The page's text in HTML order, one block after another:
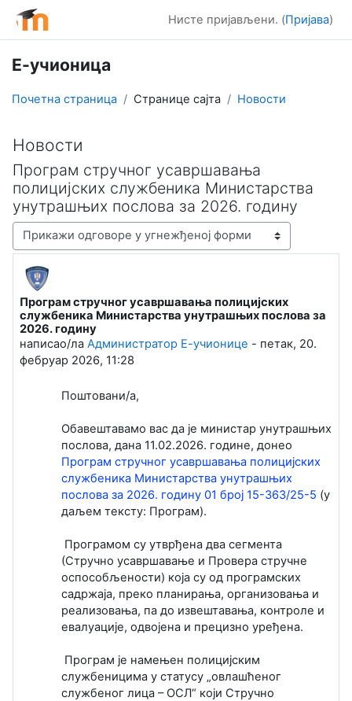
Иди на главни садржај
Нисте пријављени. (Пријава)
Е-учионица
Почетна страница Странице сајта Новости
Новости
Програм стручног усавршавања
полицијских службеника Министарства
унутрашњих послова за 2026. годину
Начин приказивања
Програм стручног усавршавања полицијских
службеника Министарства унутрашњих послова за
2026. годину
написао/ла Администратор Е-учионице - петак, 20.
фебруар 2026, 11:28
Број одговора: 0
Поштовани/a,
Обавештавамо вас да је министар унутрашњих
послова, дана 11.02.2026. године, донео
Програм стручног усавршавања полицијских
службеника Министарства унутрашњих
послова за 2026. годину 01 број 15-363/25-5 (у
даљем тексту: Програм).
Програмом су утврђена два сегмента
(Стручно усавршавање и Провера стручне
оспособљености) која су од програмских
садржаја, преко планирања, организовања и
реализовања, па до извештавања, контроле и
евалуације, одвојена и прецизно уређена.
Програм је намењен полицијским
службеницима у статусу „овлашћеног
службеног лица – ОСЛ“ који Стручно